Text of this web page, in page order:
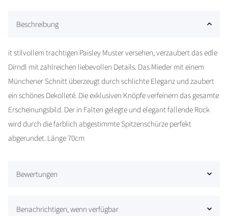
Beschreibung
it stilvollem trachtigen Paisley Muster versehen, verzaubert das edle
Dirndl mit zahlreichen liebevollen Details. Das Mieder mit einem
Münchener Schnitt überzeugt durch schlichte Eleganz und zaubert
ein schönes Dekolleté. Die exklusiven Knöpfe verfeinern das gesamte
Erscheinungsbild. Der in Falten gelegte und elegant fallende Rock
wird durch die farblich abgestimmte Spitzenschürze perfekt
abgerundet. Länge 70cm
Bewertungen
Benachrichtigen, wenn verfügbar